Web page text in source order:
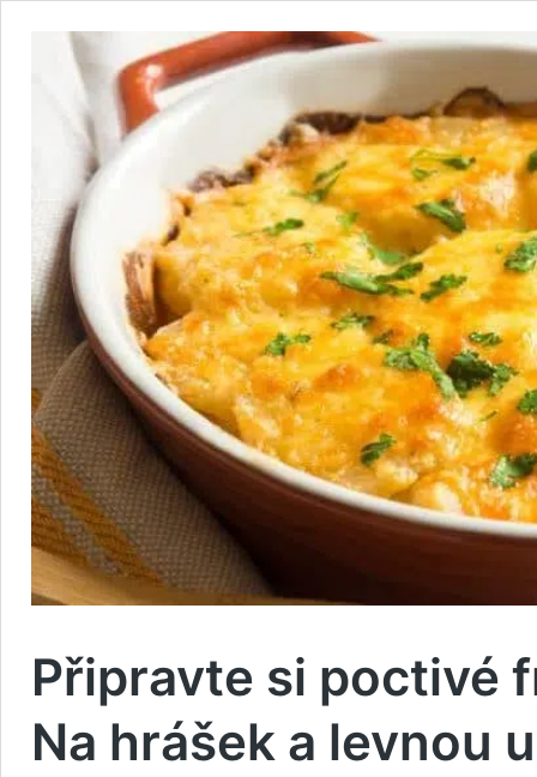
Připravte si poctivé
Na hrášek a levnou